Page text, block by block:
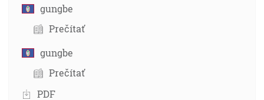
gungbe
Prečítať
gungbe
Prečítať
PDF